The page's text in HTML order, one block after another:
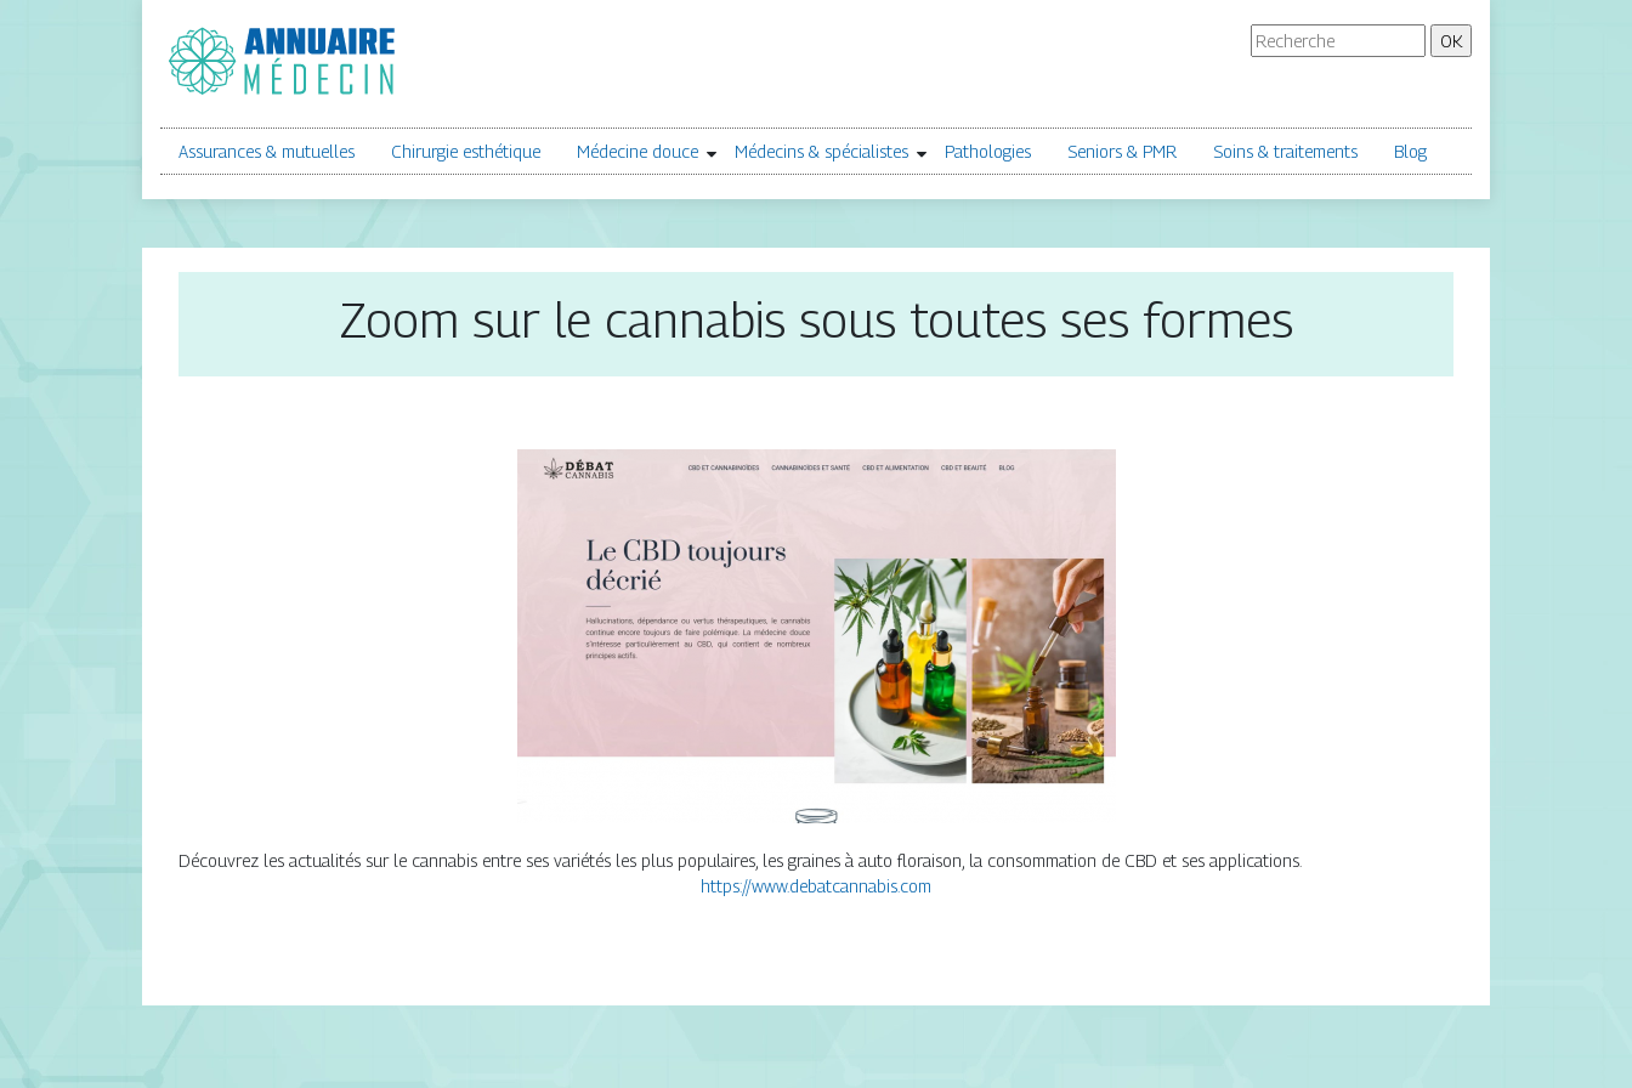
Assurances & mutuelles Chirurgie esthétique Médecine douce Médecins & spécialistes Pathologies Seniors & PMR Soins & traitements Blog
Zoom sur le cannabis sous toutes ses formes
Découvrez les actualités sur le cannabis entre ses variétés les plus populaires, les graines à auto floraison, la consommation de CBD et ses applications.
https://www.debatcannabis.com